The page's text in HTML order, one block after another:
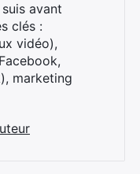
avant
clés :
vidéo),
marketing